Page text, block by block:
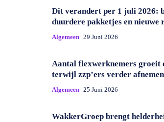
Dit verandert per 1 juli 2026:
duurdere pakketjes en nieuwe
Algemeen 29 Juni 2026
Aantal flexwerknemers groeit
terwijl zzp’ers verder afnemen
Algemeen 25 Juni 2026
WakkerGroep brengt